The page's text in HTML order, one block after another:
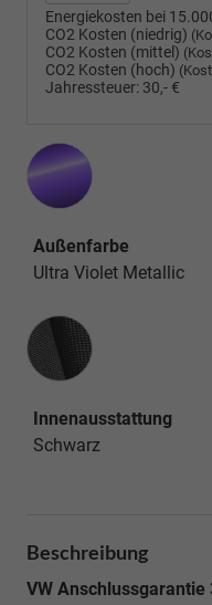
Energiekosten bei
CO2 Kosten (niedrig)
CO2 Kosten (mittel)
CO2 Kosten (hoch)
Jahressteuer: 30,- €
Außenfarbe
Ultra Violet Metallic
Innenausstattung
Innenausstattung
Schwarz
Beschreibung
VW